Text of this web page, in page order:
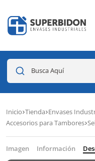
Busca Aquí
Inicio Tienda Envases
Accesorios para Tambores
Imagen Información